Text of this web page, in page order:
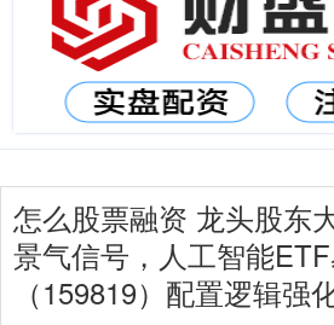
怎么股票融资 龙头股东
景气信号，人工智能
（159819）配置逻辑强